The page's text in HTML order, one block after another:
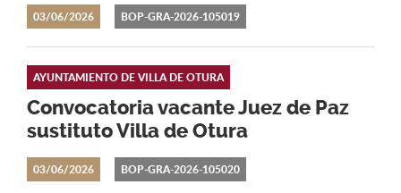
03/06/2026 BOP-GRA-2026-105019
03/06/2026
Convocatoria vacante Juez de Paz
sustituto Villa de Otura
AYUNTAMIENTO DE VILLA DE OTURA
BOP-GRA-2026-105020